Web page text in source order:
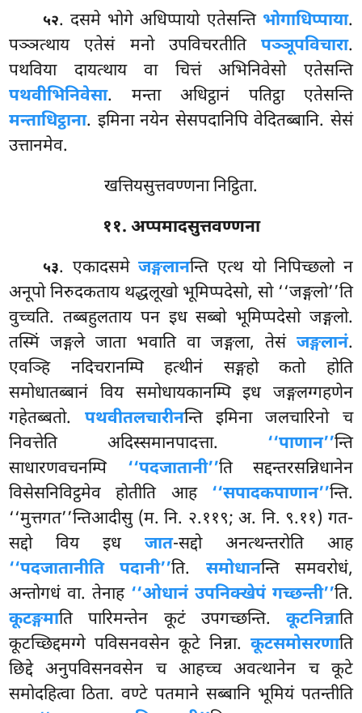
५२. दसमे भोगे अधिप्पायो एतेसन्ति भोगाधिप्पाया.
पञ्ञत्थाय एतेसं मनो उपविचरतीति पञ्ञूपविचारा.
पथविया दायत्थाय वा चित्तं अभिनिवेसो एतेसन्ति
पथवीभिनिवेसा. मन्ता अधिट्ठानं पतिट्ठा एतेसन्ति
मन्ताधिट्ठाना. इमिना नयेन सेसपदानिपि वेदितब्बानि. सेसं
उत्तानमेव.
खत्तियसुत्तवण्णना निट्ठिता.
११. अप्पमादसुत्तवण्णना
५३. एकादसमेजङ्गलानन्ति एत्थ यो निपिच्छलो न
अनूपो निरुदकताय थद्धलूखो भूमिप्पदेसो, सो ‘‘जङ्गलो’’ति
वुच्चति. तब्बहुलताय पन इध सब्बो भूमिप्पदेसो जङ्गलो.
तस्मिं जङ्गले जाता भवाति वा जङ्गला, तेसं जङ्गलानं.
एवञ्हि नदिचरानम्पि हत्थीनं सङ्गहो कतो होति
समोधातब्बानं विय समोधायकानम्पि इध जङ्गलग्गहणेन
गहेतब्बतो. पथवीतलचारीनन्ति इमिना जलचारिनो च
निवत्तेति अदिस्समानपादत्ता. ‘‘पाणान’’न्ति
साधारणवचनम्पि ‘‘पदजातानी’’ति सद्दन्तरसन्निधानेन
विसेसनिविट्ठमेव होतीति आह ‘‘सपादकपाणान’’न्ति.
‘‘मुत्तगत’’न्तिआदीसु (म. नि. २.११९; अ. नि. ९.११) गत-
सद्दो विय इध जात-सद्दो अनत्थन्तरोति आह
‘‘पदजातानीति पदानी’’ति. समोधानन्ति समवरोधं,
अन्तोगधं वा. तेनाह ‘‘ओधानं उपनिक्खेपं गच्छन्ती’’ति.
कूटङ्गमाति पारिमन्तेन कूटं उपगच्छन्ति. कूटनिन्नाति
कूटच्छिद्दमग्गे पविसनवसेन कूटे निन्ना. कूटसमोसरणाति
छिद्दे अनुपविसनवसेन च आहच्च अवत्थानेन च कूटे
समोदहित्वा ठिता. वण्टे पतमाने सब्बानि भूमियं पतन्तीति